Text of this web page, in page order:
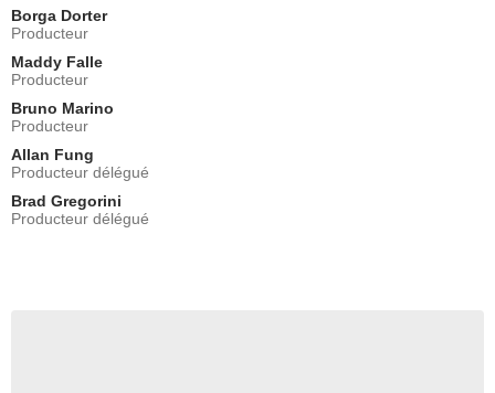
Borga Dorter
Producteur
Maddy Falle
Producteur
Bruno Marino
Producteur
Allan Fung
Producteur délégué
Brad Gregorini
Producteur délégué